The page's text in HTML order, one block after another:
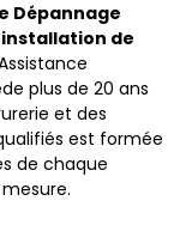
Dépannage
de
plus de 20 ans
et des
est formée
de chaque